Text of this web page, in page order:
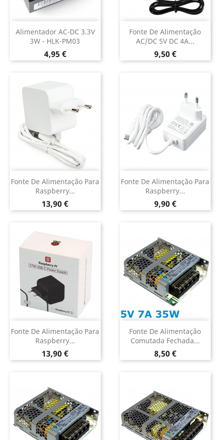
Alimentador AC-DC 3.3V
3W - HLK-PM03
Preço
4,95 €
Fonte De Alimentação
AC/DC 5V DC 4A...
Preço
9,50 €
Fonte De Alimentação Para
Raspberry...
Preço
13,90 €
Fonte De Alimentação Para
Raspberry...
Preço
9,90 €
Fonte De Alimentação Para
Raspberry...
Preço
13,90 €
Fonte De Alimentação
Comutada Fechada...
Preço
8,50 €